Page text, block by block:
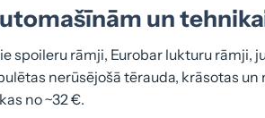
un
spoileru rāmji, Eurobar lukturu rāmji,
nerūsējošā tērauda, krāsotas un
no ~32 €.